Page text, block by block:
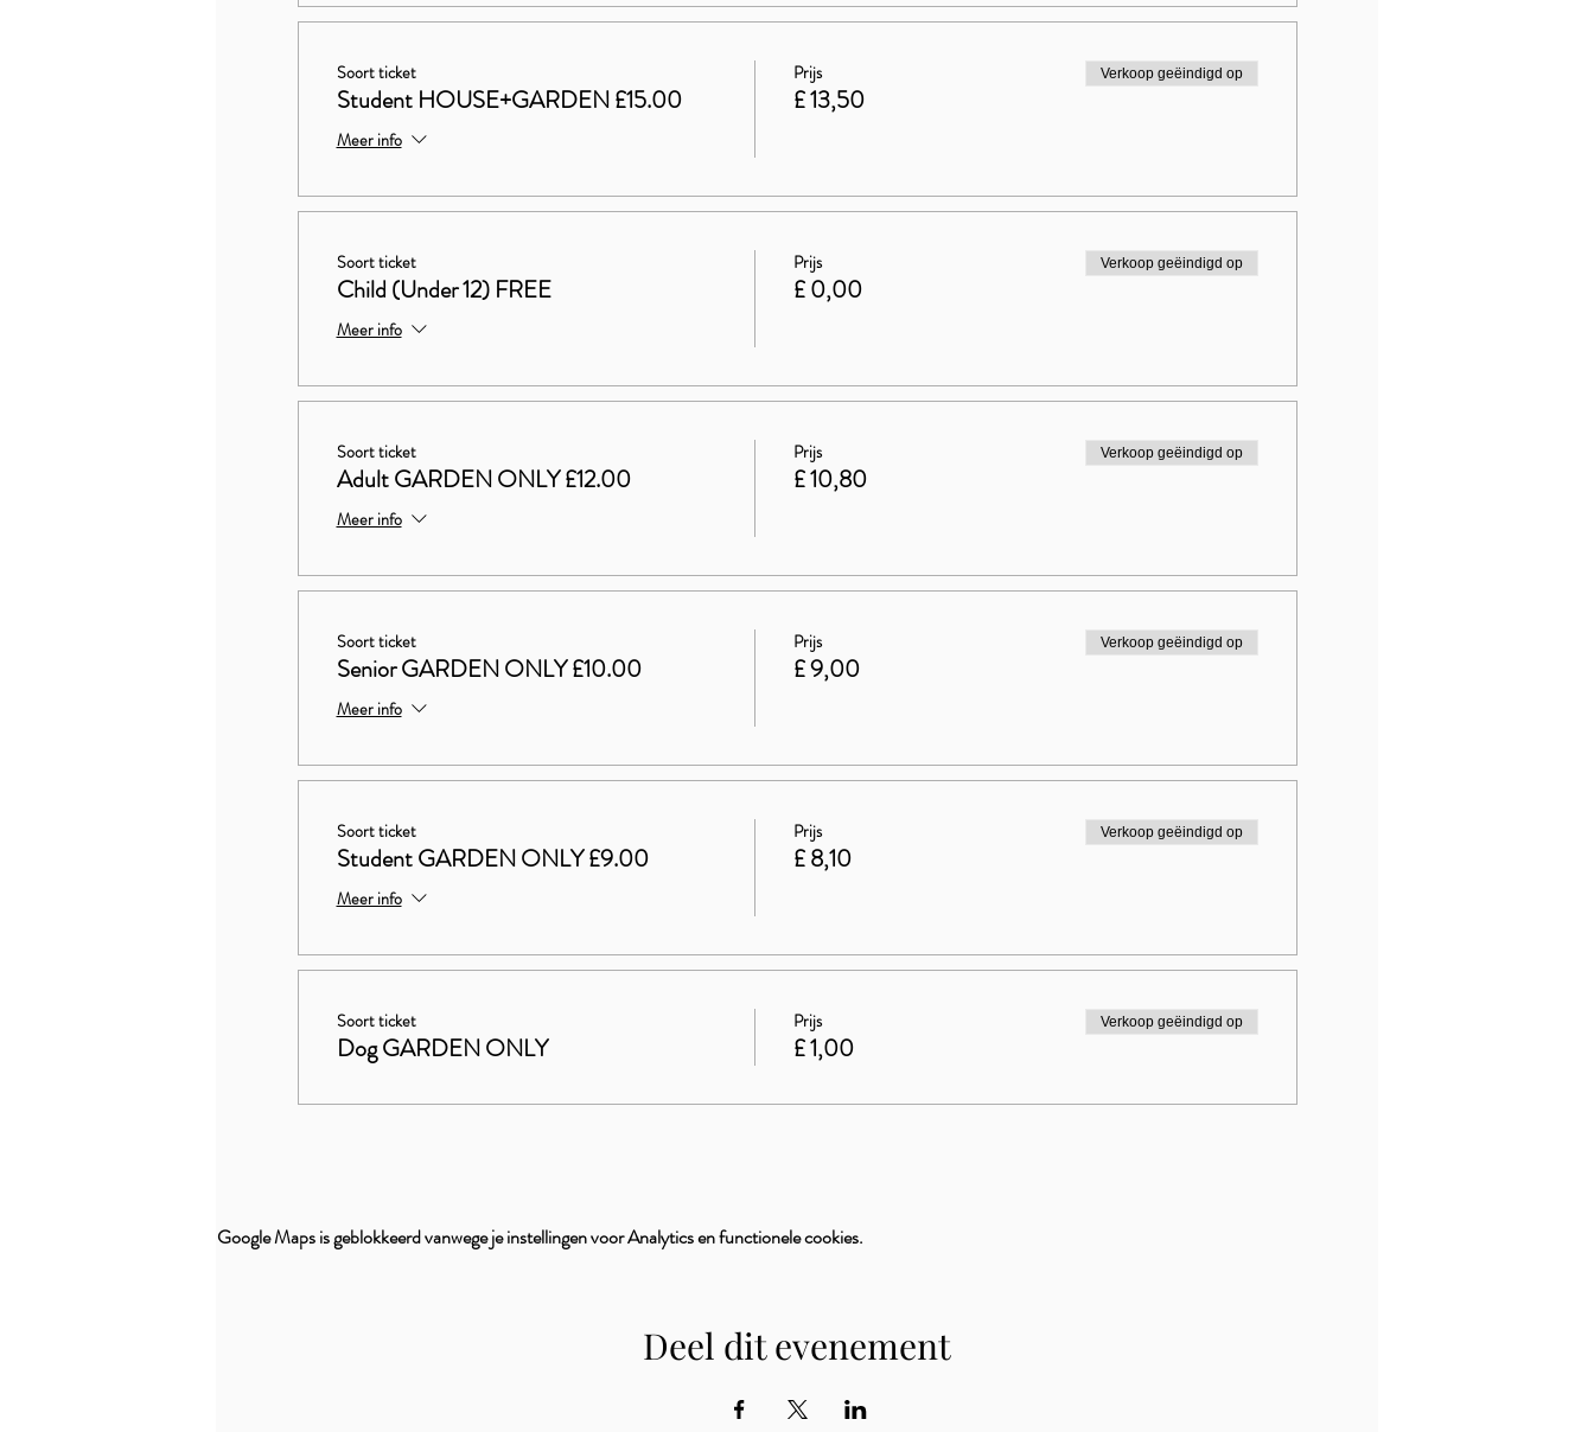
Soort ticket
Student HOUSE+GARDEN £15.00
Meer info
Prijs
£ 13,50
Verkoop geëindigd op
Soort ticket
Child (Under 12) FREE
Meer info
Prijs
£ 0,00
Verkoop geëindigd op
Soort ticket
Adult GARDEN ONLY £12.00
Meer info
Prijs
£ 10,80
Verkoop geëindigd op
Soort ticket
Senior GARDEN ONLY £10.00
Meer info
Prijs
£ 9,00
Verkoop geëindigd op
Soort ticket
Student GARDEN ONLY £9.00
Meer info
Prijs
£ 8,10
Verkoop geëindigd op
Soort ticket
Dog GARDEN ONLY
Prijs
£ 1,00
Verkoop geëindigd op
Google Maps is geblokkeerd vanwege je instellingen voor Analytics en functionele cookies.
Deel dit evenement